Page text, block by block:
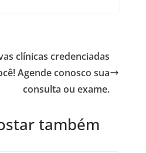
clínicas credenciadas
Agende conosco sua
consulta ou exame.
também